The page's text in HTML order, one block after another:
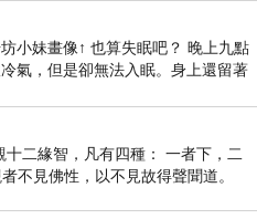
小妹畫像↑ 也算失眠吧？ 晚上九點
氣，但是卻無法入眠。身上還留著
里的疲
二緣智，凡有四種： 一者下，二
不見佛性，以不見故得聲聞道。